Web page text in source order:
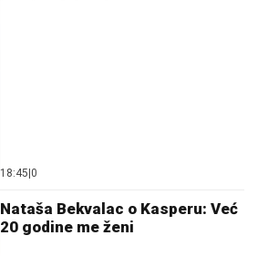
18:45 0
Nataša Bekvalac o Kasperu: Već
20 godine me ženi